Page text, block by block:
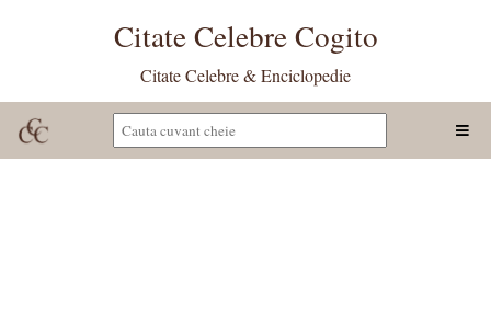
Citate Celebre Cogito
Citate Celebre & Enciclopedie